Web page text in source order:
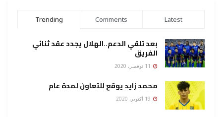
Trending Comments Latest
بعد تلقي الدعم..الهلال يجدد عقد ثنائي
الفريق
محمد زايد يوقع للتعاون لمدة عام